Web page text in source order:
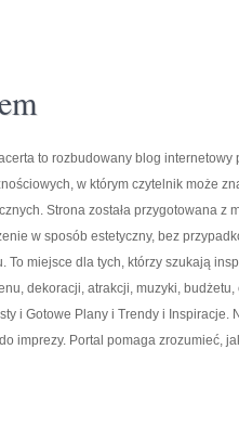
to rozbudowany blog
w którym czytelnik może
Strona została przygotowana z
w sposób estetyczny, bez
To miejsce dla tych, którzy szukają
dekoracji, atrakcji, muzyki,
i Gotowe Plany i Trendy i Inspiracje.
imprezy. Portal pomaga zrozumieć,